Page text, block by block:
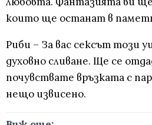
които ще останат в
Риби – За вас сексът този
духовно сливане. Ще се
почувствате връзката с
нещо извисено.